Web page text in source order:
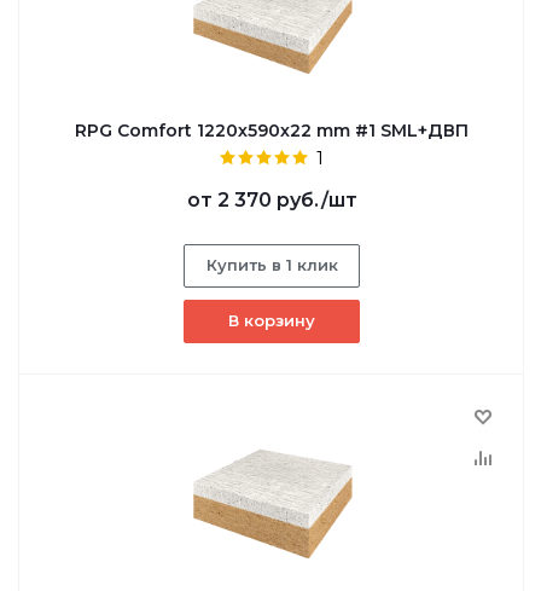
RPG Comfort 1220х590х22 mm #1 SML+ДВП
1
от 2 370 руб./шт
Купить в 1 клик
В корзину